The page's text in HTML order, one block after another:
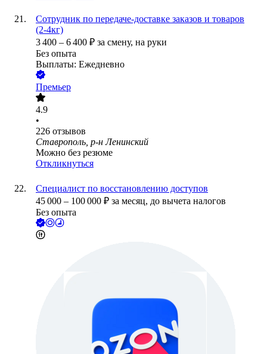
Сотрудник по передаче-доставке заказов и товаров
(2-4кг)
3 400 – 6 400 ₽ за смену, на руки
Без опыта
Выплаты: Ежедневно
Премьер
4.9
•
226 отзывов
Ставрополь, р-н Ленинский
Можно без резюме
Откликнуться
Специалист по восстановлению доступов
45 000 – 100 000 ₽ за месяц, до вычета налогов
Без опыта